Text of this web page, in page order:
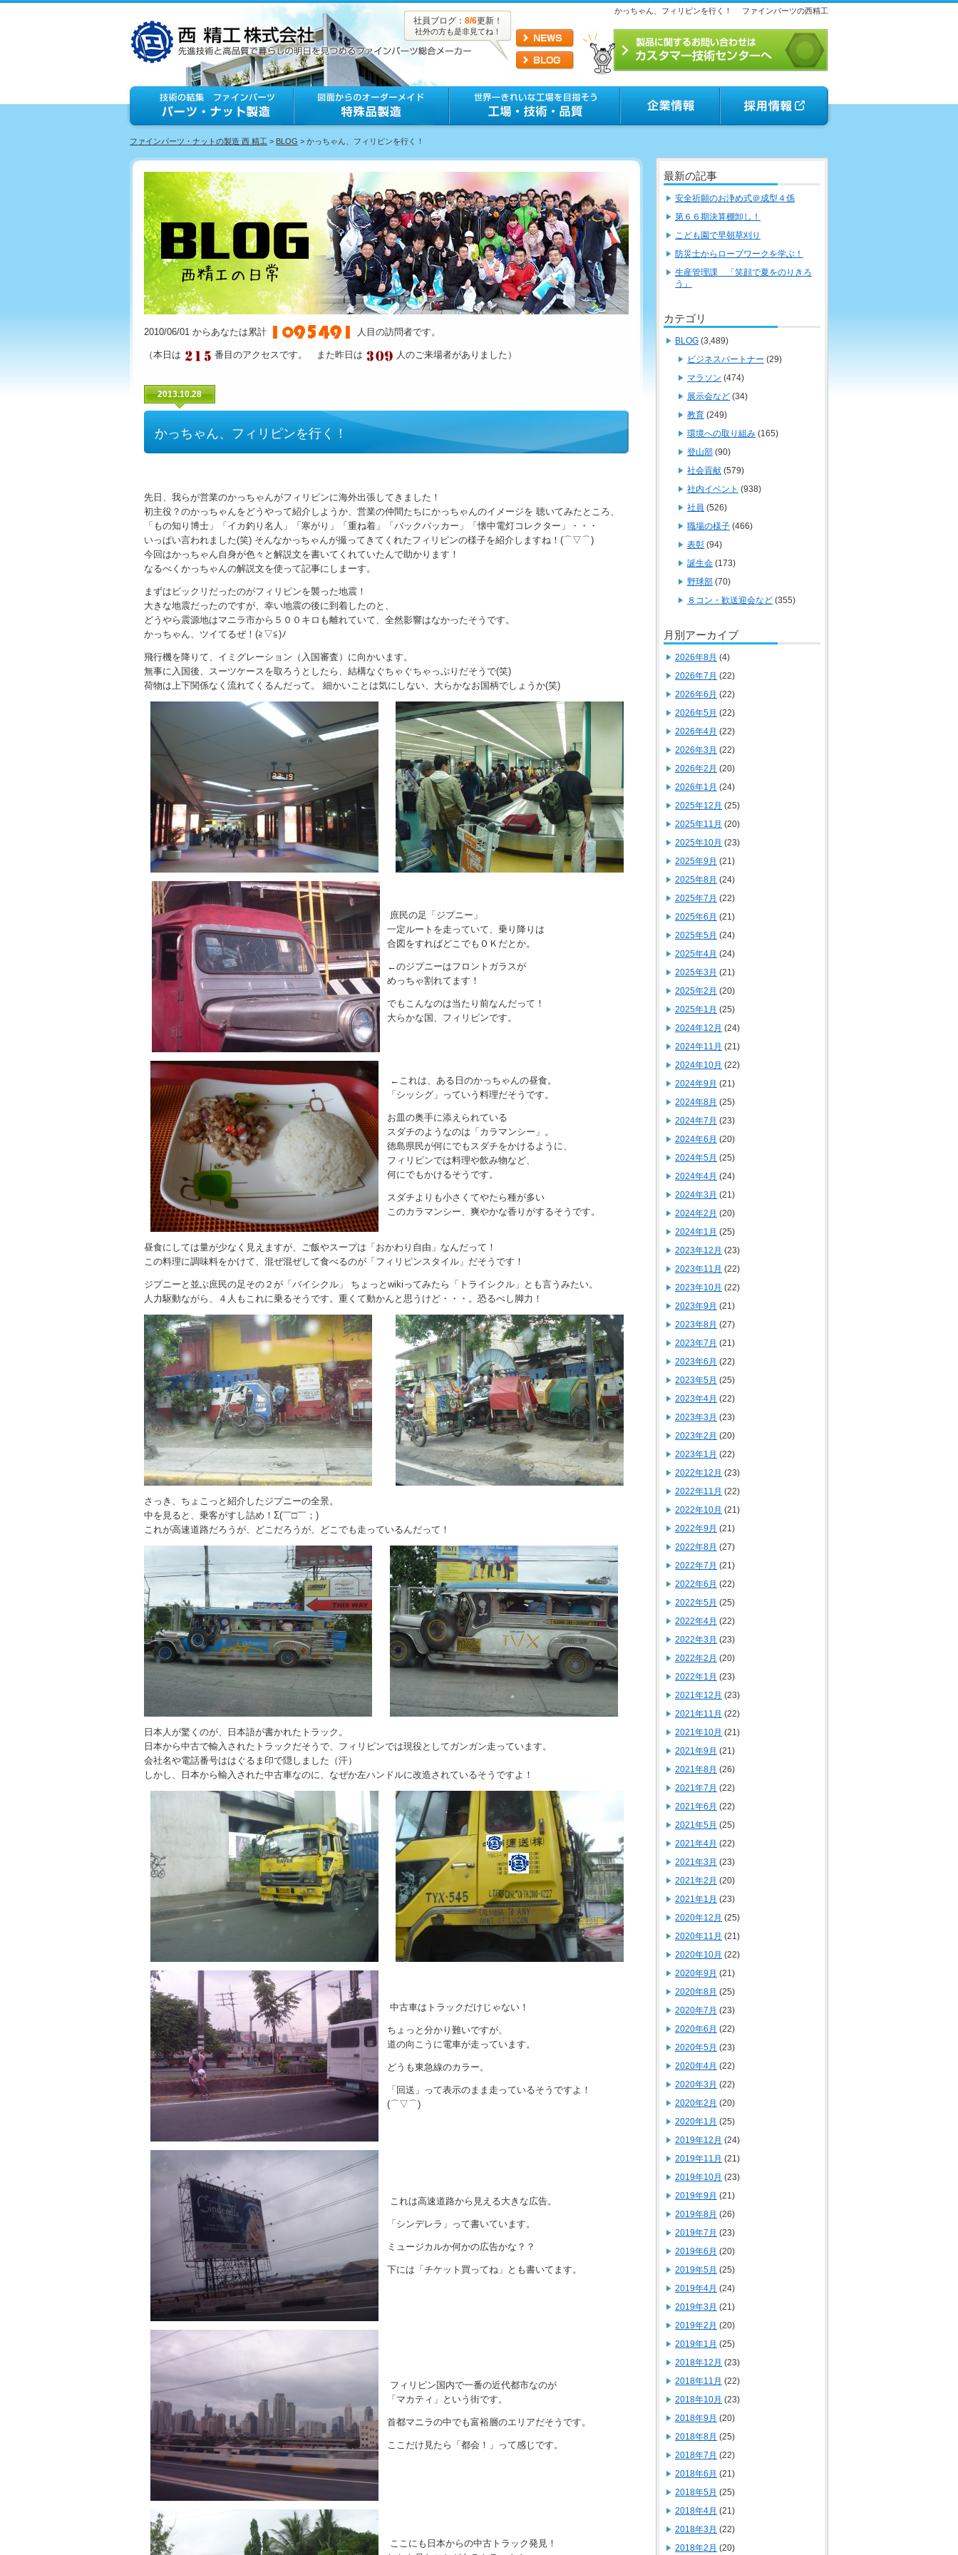
かっちゃん、フィリピンを行く！ ファインパーツの西精工
社員ブログ： 8/6更新！
社外の方も是非見てね！
ファインパーツ・ナットの製造 西 精工 > BLOG > かっちゃん、フィリピンを行く！
2010/06/01 からあなたは累計 人目の訪問者です。
（本日は 番目のアクセスです。 また昨日は 人のご来場者がありました）
2013.10.28
かっちゃん、フィリピンを行く！
先日、我らが営業のかっちゃんがフィリピンに海外出張してきました！
初主役？のかっちゃんをどうやって紹介しようか、営業の仲間たちにかっちゃんのイメージを 聴いてみたところ、
「もの知り博士」「イカ釣り名人」「寒がり」「重ね着」「バックパッカー」「懐中電灯コレクター」・・・
いっぱい言われました(笑) そんなかっちゃんが撮ってきてくれたフィリピンの様子を紹介しますね！(⌒▽⌒)
今回はかっちゃん自身が色々と解説文を書いてくれていたんで助かります！
なるべくかっちゃんの解説文を使って記事にしまーす。
まずはビックリだったのがフィリピンを襲った地震！
大きな地震だったのですが、幸い地震の後に到着したのと、
どうやら震源地はマニラ市から５００キロも離れていて、全然影響はなかったそうです。
かっちゃん、ツイてるぜ！(≧▽≦)ﾉ
飛行機を降りて、イミグレーション（入国審査）に向かいます。
無事に入国後、スーツケースを取ろうとしたら、結構なぐちゃぐちゃっぷりだそうで(笑)
荷物は上下関係なく流れてくるんだって。 細かいことは気にしない、大らかなお国柄でしょうか(笑)
庶民の足「ジプニー」
一定ルートを走っていて、乗り降りは
合図をすればどこでもＯＫだとか。
←のジプニーはフロントガラスが
めっちゃ割れてます！
でもこんなのは当たり前なんだって！
大らかな国、フィリピンです。
←これは、ある日のかっちゃんの昼食。
「シッシグ」っていう料理だそうです。
お皿の奥手に添えられている
スダチのようなのは「カラマンシー」。
徳島県民が何にでもスダチをかけるように、
フィリピンでは料理や飲み物など、
何にでもかけるそうです。
スダチよりも小さくてやたら種が多い
このカラマンシー、爽やかな香りがするそうです。
昼食にしては量が少なく見えますが、ご飯やスープは「おかわり自由」なんだって！
この料理に調味料をかけて、混ぜ混ぜして食べるのが「フィリピンスタイル」だそうです！
ジプニーと並ぶ庶民の足その２が「バイシクル」 ちょっとwikiってみたら「トライシクル」とも言うみたい。
人力駆動ながら、４人もこれに乗るそうです。重くて動かんと思うけど・・・。恐るべし脚力！
さっき、ちょこっと紹介したジプニーの全景。
中を見ると、乗客がすし詰め！Σ(￣□￣；)
これが高速道路だろうが、どこだろうが、どこでも走っているんだって！
日本人が驚くのが、日本語が書かれたトラック。
日本から中古で輸入されたトラックだそうで、フィリピンでは現役としてガンガン走っています。
会社名や電話番号ははぐるま印で隠しました（汗）
しかし、日本から輸入された中古車なのに、なぜか左ハンドルに改造されているそうですよ！
中古車はトラックだけじゃない！
ちょっと分かり難いですが、
道の向こうに電車が走っています。
どうも東急線のカラー。
「回送」って表示のまま走っているそうですよ！
(⌒▽⌒)
これは高速道路から見える大きな広告。
「シンデレラ」って書いています。
ミュージカルか何かの広告かな？？
下には「チケット買ってね」とも書いてます。
フィリピン国内で一番の近代都市なのが
「マカティ」という街です。
首都マニラの中でも富裕層のエリアだそうです。
ここだけ見たら「都会！」って感じです。
ここにも日本からの中古トラック発見！
最新の記事
安全祈願のお浄め式＠成型４係
第６６期決算棚卸し！
こども園で早朝草刈り
防災士からロープワークを学ぶ！
生産管理課 「笑顔で夏をのりきろ
う」
カテゴリ
BLOG (3,489)
ビジネスパートナー (29)
マラソン (474)
展示会など (34)
教育 (249)
環境への取り組み (165)
登山部 (90)
社会貢献 (579)
社内イベント (938)
社員 (526)
職場の様子 (466)
表彰 (94)
誕生会 (173)
野球部 (70)
８コン・歓送迎会など (355)
月別アーカイブ
2026年8月 (4)
2026年7月 (22)
2026年6月 (22)
2026年5月 (22)
2026年4月 (22)
2026年3月 (22)
2026年2月 (20)
2026年1月 (24)
2025年12月 (25)
2025年11月 (20)
2025年10月 (23)
2025年9月 (21)
2025年8月 (24)
2025年7月 (22)
2025年6月 (21)
2025年5月 (24)
2025年4月 (24)
2025年3月 (21)
2025年2月 (20)
2025年1月 (25)
2024年12月 (24)
2024年11月 (21)
2024年10月 (22)
2024年9月 (21)
2024年8月 (25)
2024年7月 (23)
2024年6月 (20)
2024年5月 (25)
2024年4月 (24)
2024年3月 (21)
2024年2月 (20)
2024年1月 (25)
2023年12月 (23)
2023年11月 (22)
2023年10月 (22)
2023年9月 (21)
2023年8月 (27)
2023年7月 (21)
2023年6月 (22)
2023年5月 (25)
2023年4月 (22)
2023年3月 (23)
2023年2月 (20)
2023年1月 (22)
2022年12月 (23)
2022年11月 (22)
2022年10月 (21)
2022年9月 (21)
2022年8月 (27)
2022年7月 (21)
2022年6月 (22)
2022年5月 (25)
2022年4月 (22)
2022年3月 (23)
2022年2月 (20)
2022年1月 (23)
2021年12月 (23)
2021年11月 (22)
2021年10月 (21)
2021年9月 (21)
2021年8月 (26)
2021年7月 (22)
2021年6月 (22)
2021年5月 (25)
2021年4月 (22)
2021年3月 (23)
2021年2月 (20)
2021年1月 (23)
2020年12月 (25)
2020年11月 (21)
2020年10月 (22)
2020年9月 (21)
2020年8月 (25)
2020年7月 (23)
2020年6月 (22)
2020年5月 (23)
2020年4月 (22)
2020年3月 (22)
2020年2月 (20)
2020年1月 (25)
2019年12月 (24)
2019年11月 (21)
2019年10月 (23)
2019年9月 (21)
2019年8月 (26)
2019年7月 (23)
2019年6月 (20)
2019年5月 (25)
2019年4月 (24)
2019年3月 (21)
2019年2月 (20)
2019年1月 (25)
2018年12月 (23)
2018年11月 (22)
2018年10月 (23)
2018年9月 (20)
2018年8月 (25)
2018年7月 (22)
2018年6月 (21)
2018年5月 (25)
2018年4月 (21)
2018年3月 (22)
2018年2月 (20)